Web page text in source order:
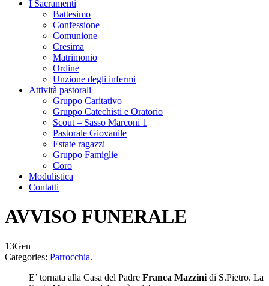
I Sacramenti
Battesimo
Confessione
Comunione
Cresima
Matrimonio
Ordine
Unzione degli infermi
Attività pastorali
Gruppo Caritativo
Gruppo Catechisti e Oratorio
Scout – Sasso Marconi 1
Pastorale Giovanile
Estate ragazzi
Gruppo Famiglie
Coro
Modulistica
Contatti
AVVISO FUNERALE
13Gen
Categories: Parrocchia.
E’ tornata alla Casa del Padre Franca Mazzini di S.Pietro. La